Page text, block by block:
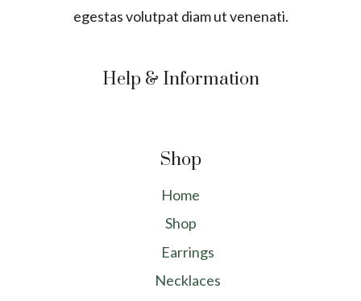
egestas volutpat diam ut venenati.
Help & Information
Shop
Home
Shop
Earrings
Necklaces